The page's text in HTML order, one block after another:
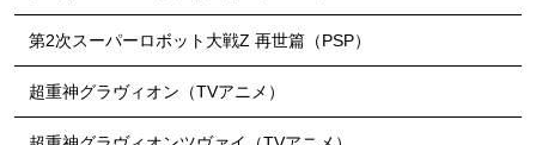
第2次スーパーロボット大戦Z 再世篇（PSP）
超重神グラヴィオン（TVアニメ）